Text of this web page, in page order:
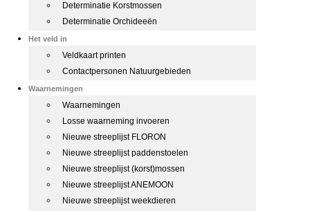
Determinatie Korstmossen
Determinatie Orchideeën
Het veld in
Veldkaart printen
Contactpersonen Natuurgebieden
Waarnemingen
Waarnemingen
Losse waarneming invoeren
Nieuwe streeplijst FLORON
Nieuwe streeplijst paddenstoelen
Nieuwe streeplijst (korst)mossen
Nieuwe streeplijst ANEMOON
Nieuwe streeplijst weekdieren